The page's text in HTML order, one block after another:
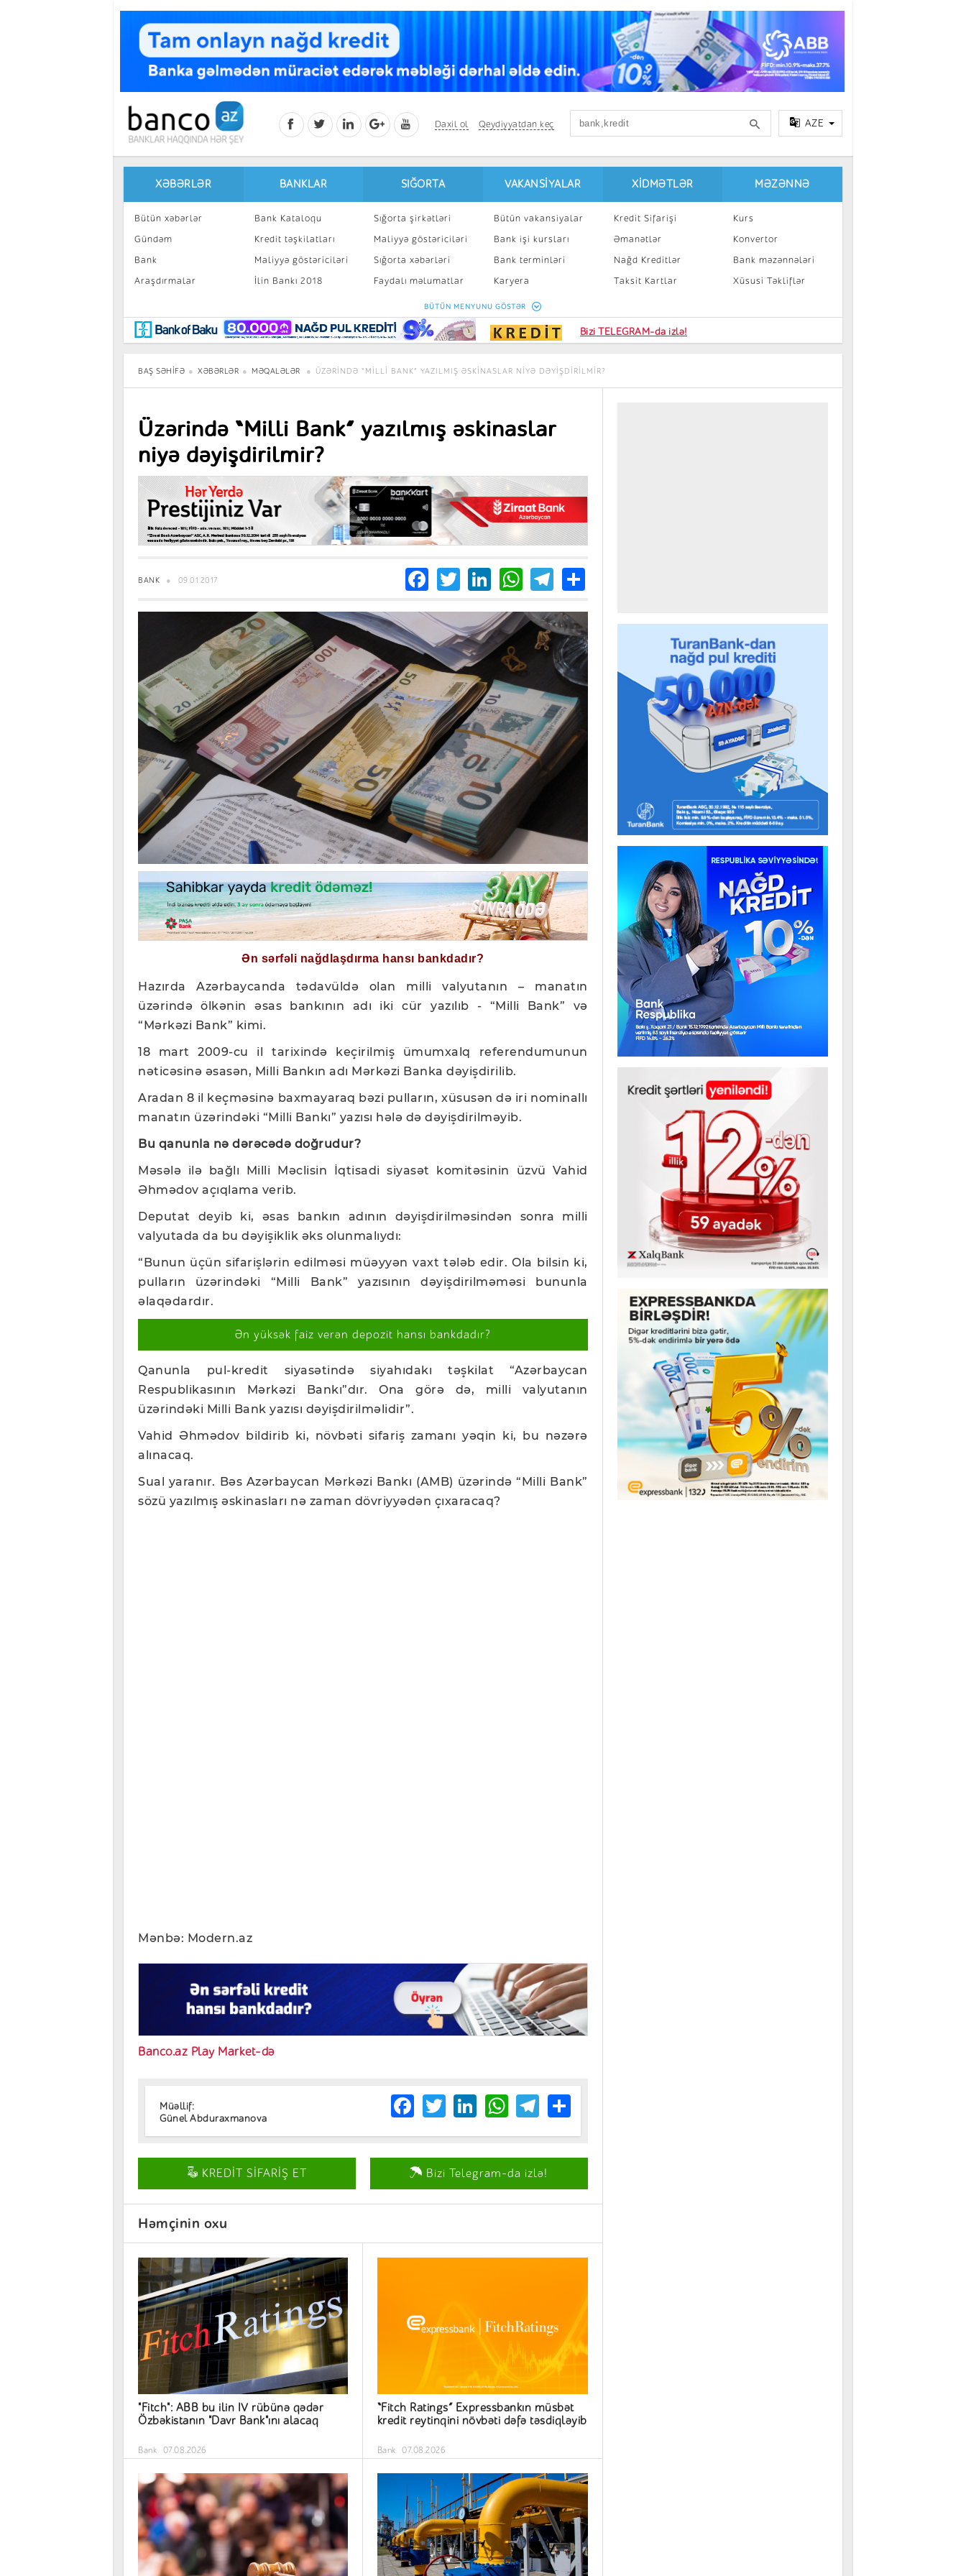
Daxil ol Qeydiyyatdan keç AZE
XƏBƏRLƏR
Bütün xəbərlər
Gündəm
Bank
Araşdırmalar
Maraqlı
BancoTV
Müsahibə
BANKLAR
Bank Kataloqu
Kredit təşkilatları
Maliyyə göstəriciləri
İlin Bankı 2018
SIĞORTA
Sığorta şirkətləri
Maliyyə göstəriciləri
Sığorta xəbərləri
Faydalı məlumatlar
Sığorta kalkulyatoru
VAKANSIYALAR
Bütün vakansiyalar
Bank işi kursları
Bank terminləri
Karyera
Peşakar inkişaf
XIDMƏTLƏR
Kredit Sifarişi
Əmanətlər
Nağd Kreditlər
Taksit Kartlar
Kart sifarişi
MƏZƏNNƏ
Kurs
Konvertor
Bank məzənnələri
Xüsusi Təkliflər
BÜTÜN MENYUNU GÖSTƏR
Bizi TELEGRAM-da izlə!
BAŞ SƏHIFƏ XƏBƏRLƏR MƏQALƏLƏR ÜZƏRINDƏ “MILLI BANK” YAZILMIŞ ƏSKINASLAR NIYƏ DƏYIŞDIRILMIR?
Üzərində “Milli Bank” yazılmış əskinaslar
niyə dəyişdirilmir?
BANK 09.01.2017 Facebook
TwitterLinkedIn
WhatsApp
Telegram
Share
Ən sərfəli nağdlaşdırma hansı bankdadır?
Hazırda Azərbaycanda tədavüldə olan milli valyutanın – manatın
üzərində ölkənin əsas bankının adı iki cür yazılıb - “Milli Bank” və
“Mərkəzi Bank” kimi.
18 mart 2009-cu il tarixində keçirilmiş ümumxalq referendumunun
nəticəsinə əsasən, Milli Bankın adı Mərkəzi Banka dəyişdirilib.
Aradan 8 il keçməsinə baxmayaraq bəzi pulların, xüsusən də iri nominallı
manatın üzərindəki “Milli Bankı” yazısı hələ də dəyişdirilməyib.
Bu qanunla nə dərəcədə doğrudur?
Məsələ ilə bağlı Milli Məclisin İqtisadi siyasət komitəsinin üzvü Vahid
Əhmədov açıqlama verib.
Deputat deyib ki, əsas bankın adının dəyişdirilməsindən sonra milli
valyutada da bu dəyişiklik əks olunmalıydı:
“Bunun üçün sifarişlərin edilməsi müəyyən vaxt tələb edir. Ola bilsin ki,
pulların üzərindəki “Milli Bank” yazısının dəyişdirilməməsi bununla
əlaqədardır.
Ən yüksək faiz verən depozit hansı bankdadır?
Qanunla pul-kredit siyasətində siyahıdakı təşkilat “Azərbaycan
Respublikasının Mərkəzi Bankı”dır. Ona görə də, milli valyutanın
üzərindəki Milli Bank yazısı dəyişdirilməlidir”.
Vahid Əhmədov bildirib ki, növbəti sifariş zamanı yəqin ki, bu nəzərə
alınacaq.
Sual yaranır. Bəs Azərbaycan Mərkəzi Bankı (AMB) üzərində “Milli Bank”
sözü yazılmış əskinasları nə zaman dövriyyədən çıxaracaq?
Mənbə: Modern.az
Banco.az Play Market-də
Müəllif:
Günel Abduraxmanova
Facebook
TwitterLinkedIn
WhatsApp
Telegram
Share
KREDİT SİFARİŞ ET Bizi Telegram-da izlə!
Həmçinin oxu
"Fitch": ABB bu ilin IV rübünə qədər
Özbəkistanın "Davr Bank"ını alacaq
Bank 07.08.2026
“Fitch Ratings” Expressbankın müsbət
kredit reytinqini növbəti dəfə təsdiqləyib
Bank 07.08.2026